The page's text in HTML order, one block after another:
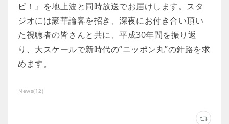
ビ！』を地上波と同時放送でお届けします。スタ
ジオには豪華論客を招き、深夜にお付き合い頂い
た視聴者の皆さんと共に、平成30年間を振り返
り、大スケールで新時代の“ニッポン丸”の針路を求
めます。
News(12)